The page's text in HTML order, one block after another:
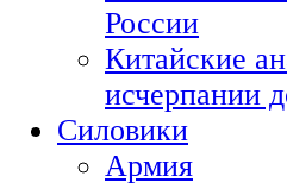
России
Китайские
исчерпании
Силовики
Армия